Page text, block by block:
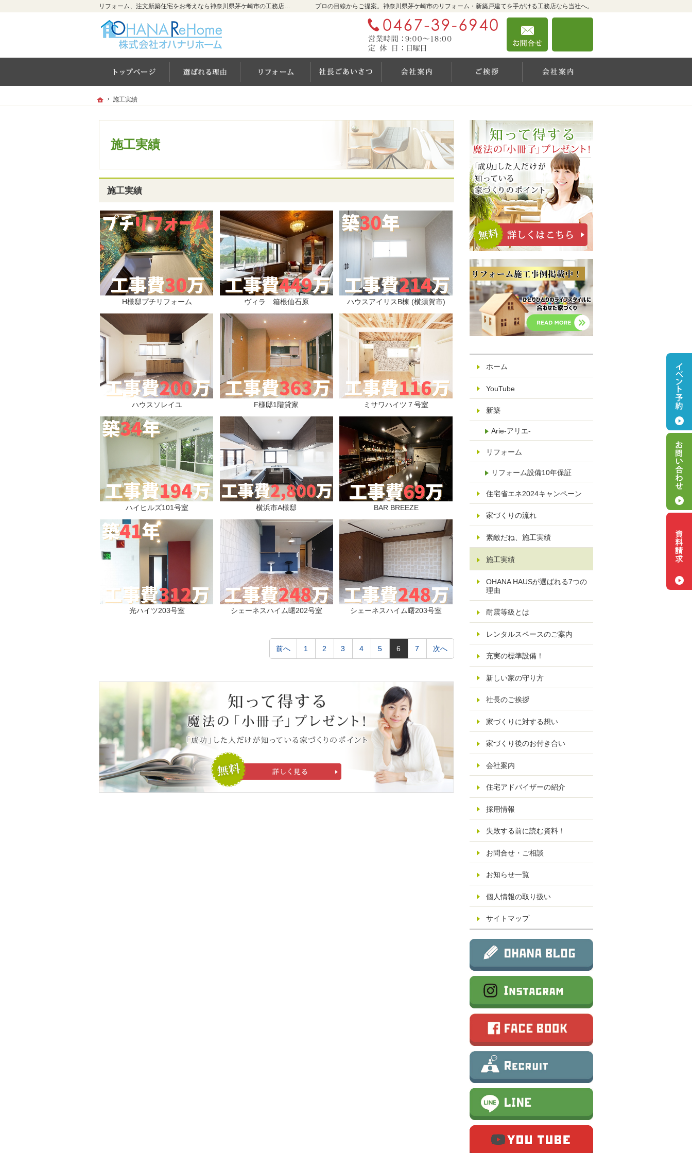
ホーム
施工実績
施工実績
プロの目線からご提案。神奈川県茅ケ崎市のリフォーム・新築戸建てを手がける工務店なら当社へ。
リフォーム、注文新築住宅をお考えなら神奈川県茅ケ崎市の工務店【オハナハウス（オハナリホーム）】へ！
施工実績
H様邸プチリフォーム ヴィラ 箱根仙石原 ハウスアイリスB棟 (横須賀市)
ハウスソレイユ F様邸1階貸家 ミサワハイツ７号室
ハイヒルズ101号室 横浜市A様邸 BAR BREEZE
光ハイツ203号室 シェーネスハイム曙202号室 シェーネスハイム曙203号室
前へ 1 2 3 4 5 6 7 次へ
ホーム
YouTube
新築
Arie-アリエ-
リフォーム
リフォーム設備10年保証
住宅省エネ2024キャンペーン
家づくりの流れ
素敵だね、施工実績
施工実績
OHANA HAUSが選ばれる7つの
理由
耐震等級とは
レンタルスペースのご案内
充実の標準設備！
新しい家の守り方
社長のご挨拶
家づくりに対する想い
家づくり後のお付き合い
会社案内
住宅アドバイザーの紹介
採用情報
失敗する前に読む資料！
お問合せ・ご相談
お知らせ一覧
個人情報の取り扱い
サイトマップ
0467-39-6940
営業時間9:00～18:00 定休日：日曜日
ホーム
施工実績